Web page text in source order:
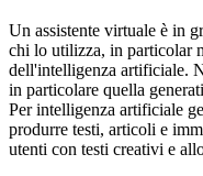
Un assistente virtuale è in
chi lo utilizza, in particolar
dell'intelligenza artificiale.
in particolare quella
Per intelligenza artificiale
produrre testi, articoli e
utenti con testi creativi e